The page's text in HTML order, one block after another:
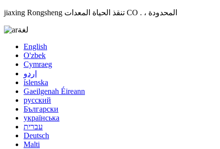
jiaxing Rongsheng تنقذ الحياة المعدات CO . ، المحدودة
لغة
English
O'zbek
Cymraeg
اردو
íslenska
Gaeilgenah Éireann
русский
Български
українська
עברית
Deutsch
Malti